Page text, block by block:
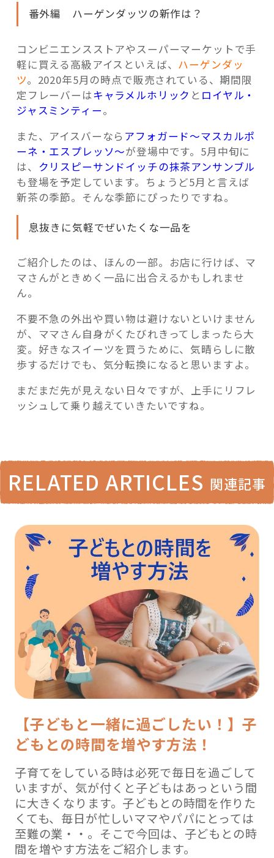
番外編 ハーゲンダッツの新作は？
コンビニエンスストアやスーパーマーケットで手
軽に買える高級アイスといえば、 ハーゲンダッ
ツ。2020年5月の時点で販売されている、期間限
定フレーバーはキャラメルホリック と ロイヤル・
ジャスミンティー。
また、アイスバーなら アフォガード～マスカルポ
ーネ・エスプレッソ～が登場中です。5月中旬に
は、
クリスピーサンドイッチの抹茶アンサンブル
も登場を予定しています。ちょうど5月と言えば
新茶の季節。そんな季節にぴったりですね。
息抜きに気軽でぜいたくな一品を
ご紹介したのは、ほんの一部。お店に行けば、マ
マさんがときめく一品に出合えるかもしれませ
ん。
不要不急の外出や買い物は避けないといけません
が、ママさん自身がくたびれきってしまったら大
変。好きなスイーツを買うために、気晴らしに散
歩するだけでも、気分転換になると思いますよ。
まだまだ先が見えない日々ですが、上手にリフレ
ッシュして乗り越えていきたいですね。
RELATED ARTICLES 関連記事
【子どもと一緒に過ごしたい！】子
どもとの時間を増やす方法！
子育てをしている時は必死で毎日を過ごして
いますが、気が付くと子どもはあっという間
に大きくなります。子どもとの時間を作りた
くても、毎日が忙しいママやパパにとっては
至難の業・・。そこで今回は、子どもとの時
間を増やす方法をご紹介します。